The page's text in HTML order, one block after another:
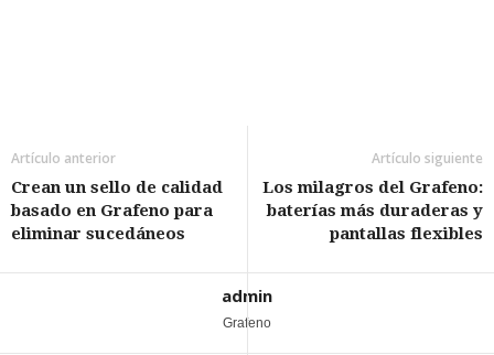
Artículo anterior
Crean un sello de calidad
basado en Grafeno para
eliminar sucedáneos
Artículo siguiente
Los milagros del Grafeno:
baterías más duraderas y
pantallas flexibles
admin
Grafeno